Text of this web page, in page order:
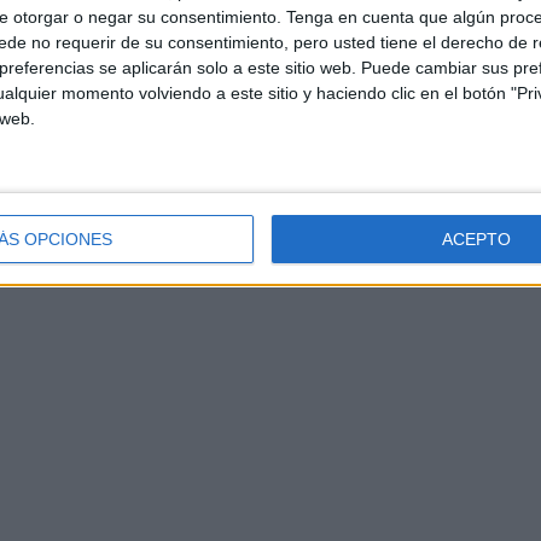
otorgar o negar su consentimiento. Tenga en cuenta que algún
no requerir de su consentimiento, pero usted tiene el derecho de
se aplicarán solo a este sitio web. Puede cambiar sus
momento volviendo a este sitio y haciendo clic en el botón
OPCIONES ACEPTO
y los materiales no se acumularán en espacios
necesaria para atender un mes de trabajo.
carácter diario el barrido y fregado de suelos de
de mobiliario, extintores, barandillas,
tipo de residuos que se encuentren en las
los mismos según se indica en la Ordenanza de la